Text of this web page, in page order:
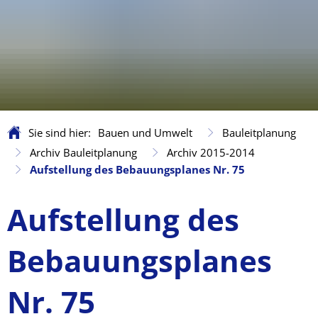
Sie sind hier: Bauen und Umwelt
Bauleitplanung
Archiv Bauleitplanung
Archiv 2015-2014
Aufstellung des Bebauungsplanes Nr. 75
Aufstellung des
Bebauungsplanes
Nr. 75